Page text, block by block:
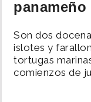
POLÍTICA
panameño
Son dos
islotes y
tortugas
comienzos de